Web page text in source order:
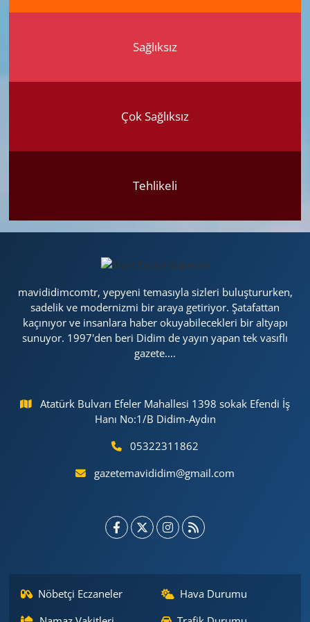
Sağlıksız
Çok Sağlıksız
Tehlikeli
mavididimcomtr, yepyeni temasıyla sizleri buluştururken,
sadelik ve modernizmi bir araya getiriyor. Şatafattan
kaçınıyor ve insanlara haber okuyabilecekleri bir altyapı
sunuyor. 1997'den beri Didim de yayın yapan tek vasıflı
gazete....
Atatürk Bulvarı Efeler Mahallesi 1398 sokak Efendi İş
Hanı No:1/B Didim-Aydın
05322311862
gazetemavididim@gmail.com
Nöbetçi Eczaneler
Hava Durumu